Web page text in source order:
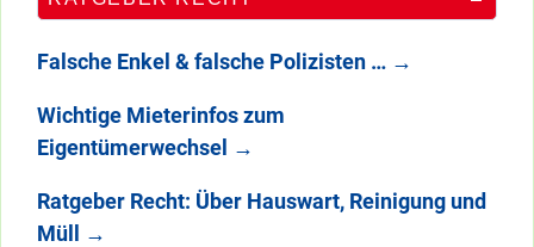
Falsche Enkel & falsche Polizisten … →
Wichtige Mieterinfos zum
Eigentümerwechsel →
Ratgeber Recht: Über Hauswart, Reinigung und
Müll →